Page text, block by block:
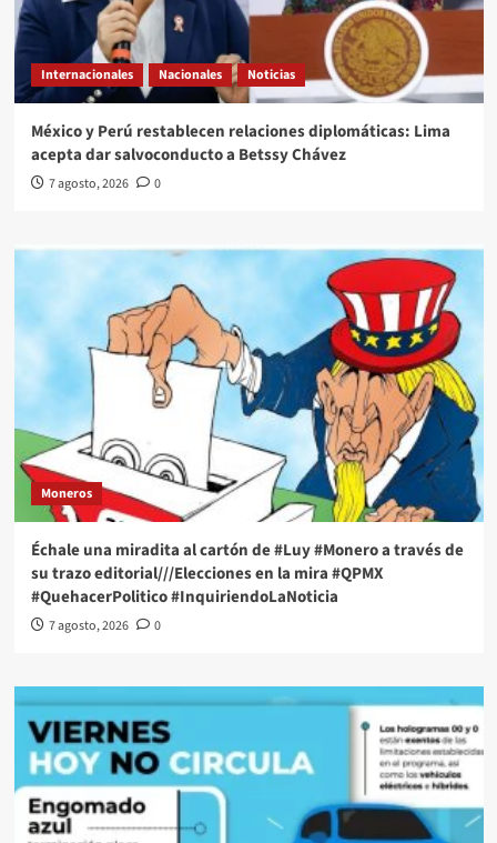
Internacionales Nacionales Noticias
México y Perú restablecen relaciones diplomáticas: Lima
acepta dar salvoconducto a Betssy Chávez
7 agosto, 2026 0
Moneros
Échale una miradita al cartón de #Luy #Monero a través de
su trazo editorial///Elecciones en la mira #QPMX
#QuehacerPolitico #InquiriendoLaNoticia
7 agosto, 2026 0